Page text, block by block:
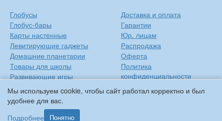
Мы используем cookie, чтобы сайт работал корректно и был
удобнее для вас.
Подробнее
Понятно
Глобусы
Глобус-бары
Карты настенные
Левитирующие гаджеты
Домашние планетарии
Товары для школы
Развивающие игры
Оригинальные игрушки
Подарки на Новый Год
Прочее
Доставка и оплата
Гарантии
Юр. лицам
Распродажа
Оферта
Политика
конфиденциальности
Контакты
О компании